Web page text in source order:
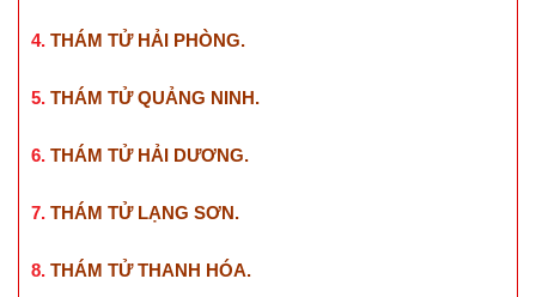
4. THÁM TỬ HẢI PHÒNG.
5. THÁM TỬ QUẢNG NINH.
6. THÁM TỬ HẢI DƯƠNG.
7. THÁM TỬ LẠNG SƠN.
8. THÁM TỬ THANH HÓA.